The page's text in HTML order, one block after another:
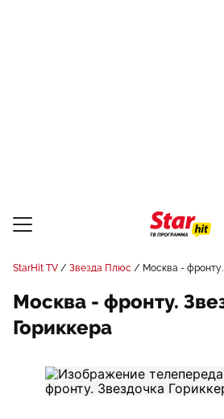
StarHit TV Звезда Плюс Москва -
Москва - фронту.
Гориккера